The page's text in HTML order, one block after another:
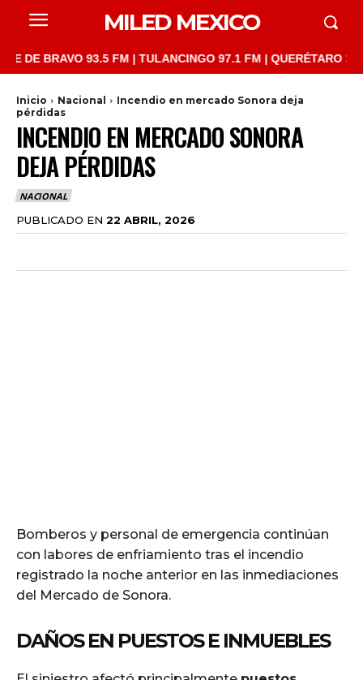
MILED MEXICO
93.5 FM | TULANCINGO 97.1 FM | QUERÉTARO 103.1
Inicio Nacional
Incendio en mercado Sonora deja
pérdidas
INCENDIO EN MERCADO SONORA
DEJA PÉRDIDAS
NACIONAL
PUBLICADO EN 22 ABRIL, 2026
Bomberos y personal de emergencia continúan
con labores de enfriamiento tras el incendio
registrado la noche anterior en las inmediaciones
del Mercado de Sonora.
DAÑOS EN PUESTOS E INMUEBLES